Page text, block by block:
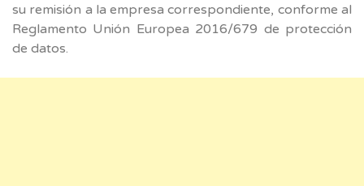
su remisión a la empresa correspondiente, conforme al
Reglamento Unión Europea 2016/679 de protección
de datos.